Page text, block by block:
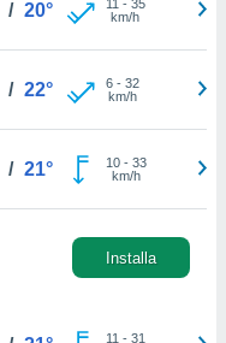
/ 20° 11 - 35
km/h
/ 22° 6- 32
km/h
/ 21° 10- 33
km/h
Installa
11 - 31